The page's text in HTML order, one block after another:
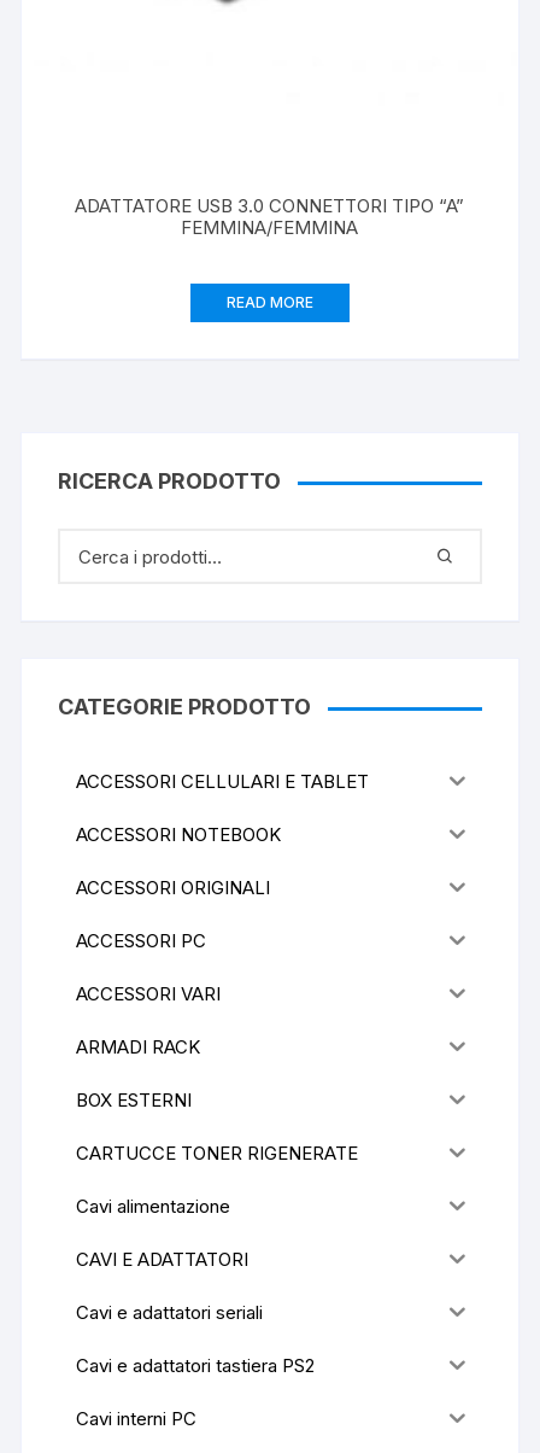
ADATTATORE USB 3.0 CONNETTORI TIPO “A”
FEMMINA/FEMMINA
READ MORE
RICERCA PRODOTTO
CATEGORIE PRODOTTO
ACCESSORI CELLULARI E TABLET
ACCESSORI NOTEBOOK
ACCESSORI ORIGINALI
ACCESSORI PC
ACCESSORI VARI
ARMADI RACK
BOX ESTERNI
CARTUCCE TONER RIGENERATE
Cavi alimentazione
CAVI E ADATTATORI
Cavi e adattatori seriali
Cavi e adattatori tastiera PS2
Cavi interni PC